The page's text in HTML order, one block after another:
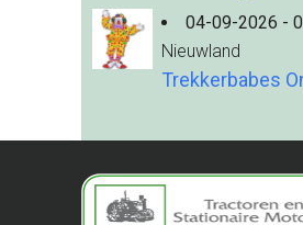
04-09-2026 -
Nieuwland
Trekkerbabes